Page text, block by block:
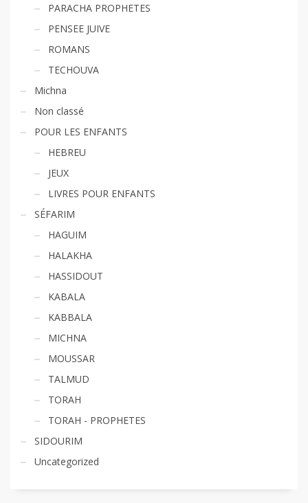
PARACHA PROPHETES
PENSEE JUIVE
ROMANS
TECHOUVA
Michna
Non classé
POUR LES ENFANTS
HEBREU
JEUX
LIVRES POUR ENFANTS
SÉFARIM
HAGUIM
HALAKHA
HASSIDOUT
KABALA
KABBALA
MICHNA
MOUSSAR
TALMUD
TORAH
TORAH - PROPHETES
SIDOURIM
Uncategorized